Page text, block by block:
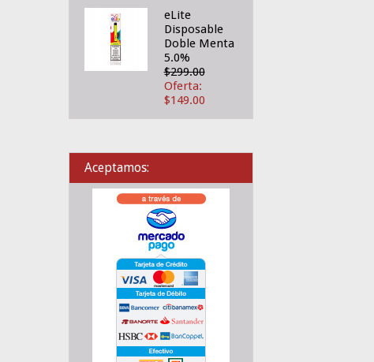
eLite
Disposable
Doble Menta
5.0%
$299.00
Oferta:
$149.00
Aceptamos: